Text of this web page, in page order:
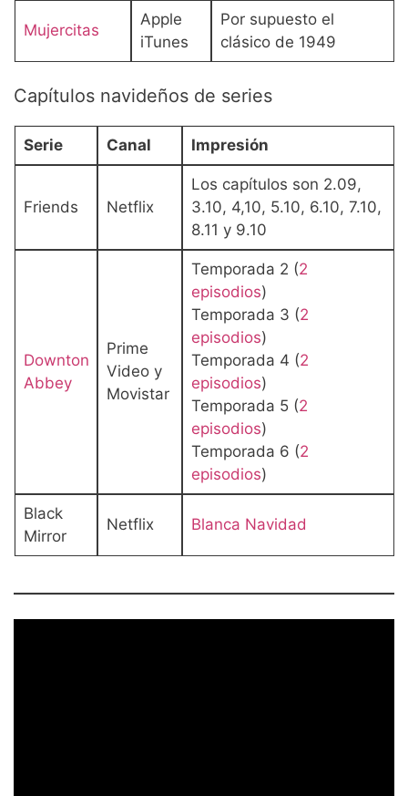
Mujercitas
Apple
iTunes
Por supuesto el
clásico de 1949
Capítulos navideños de series
Serie Canal Impresión
Friends Netflix
Los capítulos son 2.09,
3.10, 4,10, 5.10, 6.10, 7.10,
8.11 y 9.10
Downton
Abbey
Prime
Video y
Movistar
Temporada 2 (2
episodios)
Temporada 3 (2
episodios)
Temporada 4 (2
episodios)
Temporada 5 (2
episodios)
Temporada 6 (2
episodios)
Black
Mirror
Netflix Blanca Navidad